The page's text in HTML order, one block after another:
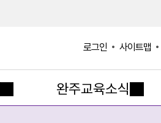
로그인 사이트맵
완주교육소식